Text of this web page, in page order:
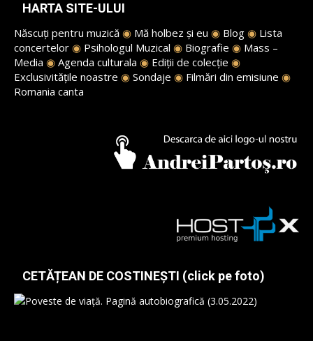
HARTA SITE-ULUI
Născuți pentru muzică ◉ Mă holbez și eu ◉ Blog ◉ Lista
concertelor ◉ Psihologul Muzical ◉ Biografie ◉ Mass –
Media ◉ Agenda culturala ◉ Ediții de colecție ◉
Exclusivitățile noastre ◉ Sondaje ◉ Filmări din emisiune ◉
Romania canta
CETĂȚEAN DE COSTINEȘTI (click pe foto)